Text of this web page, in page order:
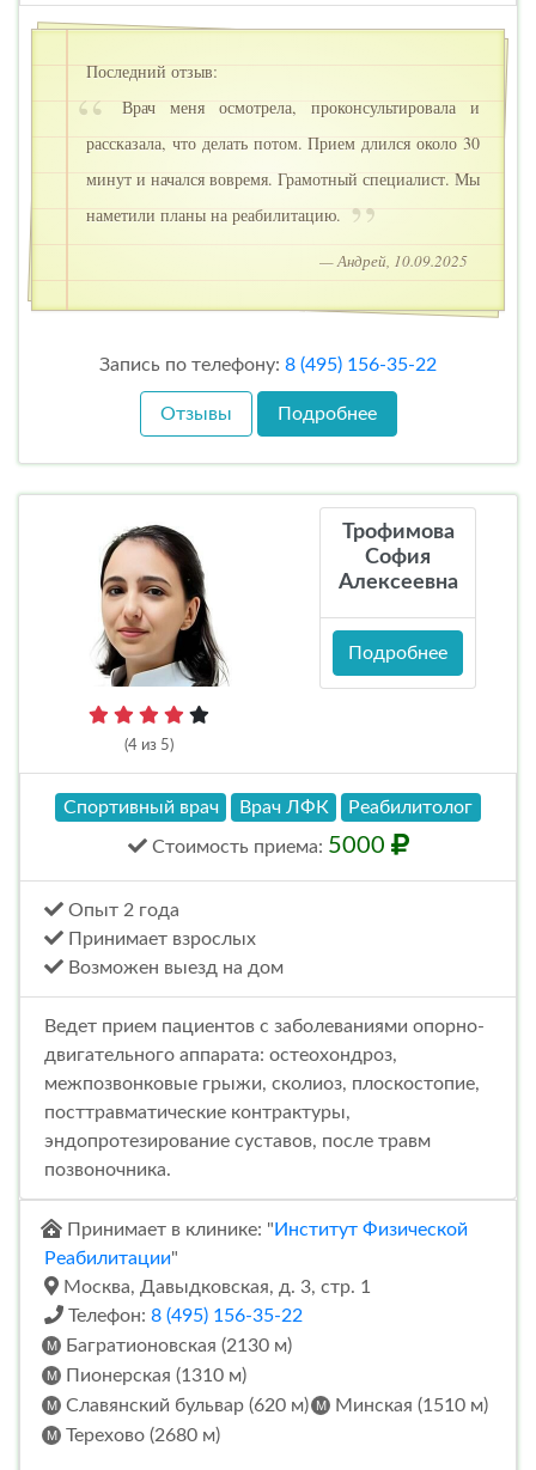
Последний отзыв:
Врач меня осмотрела, проконсультировала и
рассказала, что делать потом. Прием длился около 30
минут и начался вовремя. Грамотный специалист. Мы
наметили планы на реабилитацию.
— Андрей, 10.09.2025
Запись по телефону: 8 (495) 156-35-22
Отзывы Подробнее
(4 из 5)
Трофимова
София
Алексеевна
Подробнее
Спортивный врач Врач ЛФК Реабилитолог
Стоимость приема: 5000
Опыт 2 года
Принимает взрослых
Возможен выезд на дом
Ведет прием пациентов с заболеваниями опорно-
двигательного аппарата: остеохондроз,
межпозвонковые грыжи, сколиоз, плоскостопие,
посттравматические контрактуры,
эндопротезирование суставов, после травм
позвоночника.
Принимает в клинике: " Институт Физической
Реабилитации"
Москва, Давыдковская, д. 3, стр. 1
Телефон: 8 (495) 156-35-22
Багратионовская (2130 м)
Пионерская (1310 м)
Славянский бульвар (620 м)
Минская (1510 м)
Терехово (2680 м)